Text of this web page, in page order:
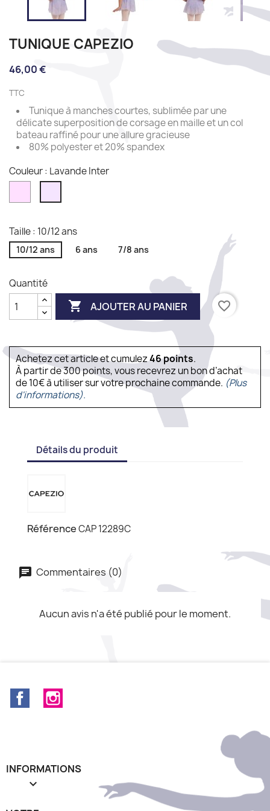
TUNIQUE CAPEZIO
46,00 €
TTC
Tunique à manches courtes, sublimée par une
délicate superposition de corsage en maille et un col
bateau raffiné pour une allure gracieuse
80% polyester et 20% spandex
Couleur : Lavande Inter
Inter
Taille : 10/12 ans
10/12 ans 6 ans 7/8 ans
Quantité
 AJOUTER AU PANIER favorite_border
Achetez cet article et cumulez46points.
À partir de 300 points, vous recevrez un bon d’achat
de 10€ à utiliser sur votre prochaine commande. (Plus
d'informations).
Détails du produit
RéférenceCAP 12289C
Commentaires (0)
Aucun avis n'a été publié pour le moment.
Facebook
INFORMATIONS
